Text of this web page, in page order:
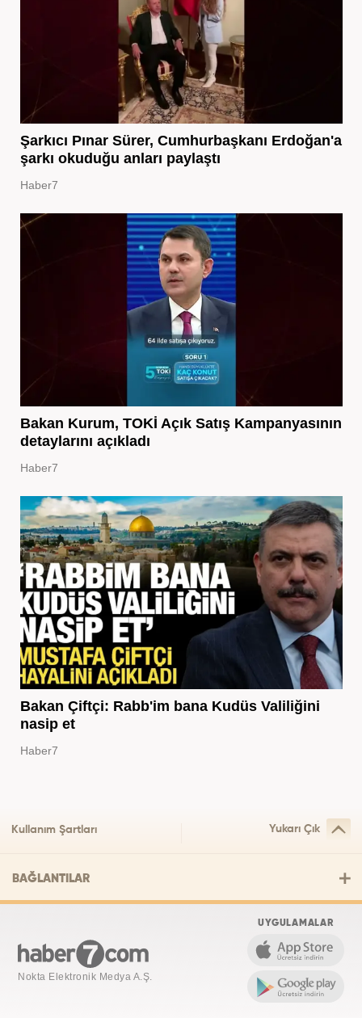
Şarkıcı Pınar Sürer, Cumhurbaşkanı Erdoğan'a
şarkı okuduğu anları paylaştı
Haber7
Bakan Kurum, TOKİ Açık Satış Kampanyasının
detaylarını açıkladı
Haber7
Bakan Çiftçi: Rabb'im bana Kudüs Valiliğini
nasip et
Haber7
Kullanım Şartları Yukarı Çık
BAĞLANTILAR
Nokta Elektronik Medya A.Ş.
UYGULAMALAR